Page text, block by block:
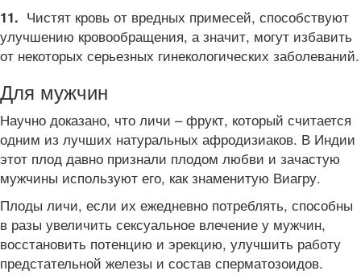
11. Чистят кровь от вредных примесей, способствуют
улучшению кровообращения, а значит, могут избавить
от некоторых серьезных гинекологических заболеваний.
Для мужчин
Научно доказано, что личи – фрукт, который считается
одним из лучших натуральных афродизиаков. В Индии
этот плод давно признали плодом любви и зачастую
мужчины используют его, как знаменитую Виагру.
Плоды личи, если их ежедневно потреблять, способны
в разы увеличить сексуальное влечение у мужчин,
восстановить потенцию и эрекцию, улучшить работу
предстательной железы и состав сперматозоидов.